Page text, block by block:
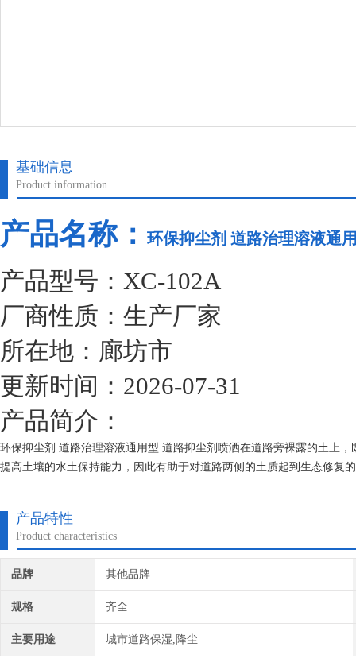
基础信息
Product information
产品名称：环保抑尘剂 道路治理溶液通
产品型号：XC-102A
厂商性质：生产厂家
所在地：廊坊市
更新时间：2026-07-31
产品简介：
环保抑尘剂 道路治理溶液通用型 道路抑尘剂喷洒在道路旁裸露的土上
提高土壤的水土保持能力，因此有助于对道路两侧的土质起到生态修复
产品特性
Product characteristics
品牌 其他品牌
规格 齐全
主要用途 城市道路保湿,降尘